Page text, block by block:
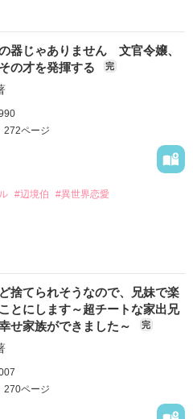
完結
愛コンテスト
合同企画「1話からの長編大
コミックあり
器じゃありません 文官令嬢、
の才を発揮する
完
272ページ
#辺境伯
#異世界恋愛
捨てられそうなので、兄妹で楽
とにします～超チートな家出兄
せ家族ができました～
完
270ページ